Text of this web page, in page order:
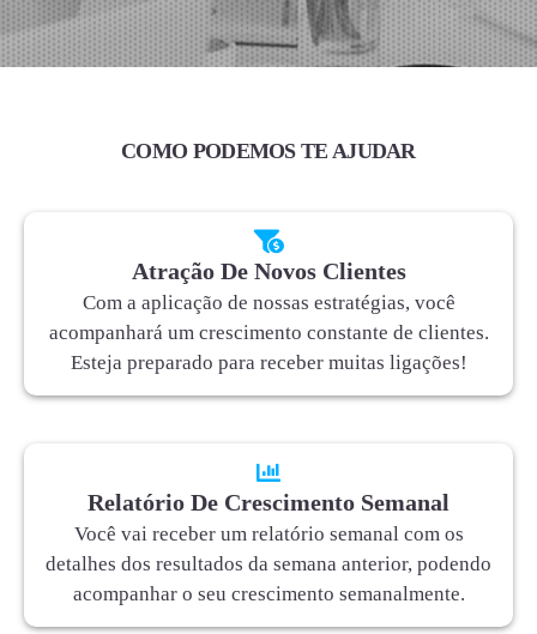
COMO PODEMOS TE AJUDAR
Atração De Novos Clientes
Com a aplicação de nossas estratégias, você
acompanhará um crescimento constante de clientes.
Esteja preparado para receber muitas ligações!
Relatório De Crescimento Semanal
Você vai receber um relatório semanal com os
detalhes dos resultados da semana anterior, podendo
acompanhar o seu crescimento semanalmente.